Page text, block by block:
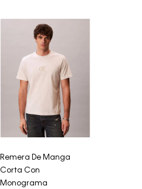
Remera De Manga
Corta Con
Monograma